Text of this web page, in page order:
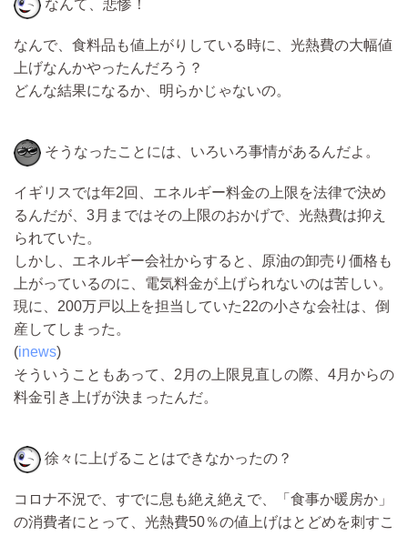
なんて、悲惨！
なんで、食料品も値上がりしている時に、光熱費の大幅値
上げなんかやったんだろう？
どんな結果になるか、明らかじゃないの。
そうなったことには、いろいろ事情があるんだよ。
イギリスでは年2回、エネルギー料金の上限を法律で決め
るんだが、3月まではその上限のおかげで、光熱費は抑え
られていた。
しかし、エネルギー会社からすると、原油の卸売り価格も
上がっているのに、電気料金が上げられないのは苦しい。
現に、200万戸以上を担当していた22の小さな会社は、倒
産してしまった。
(inews)
そういうこともあって、2月の上限見直しの際、4月からの
料金引き上げが決まったんだ。
徐々に上げることはできなかったの？
コロナ不況で、すでに息も絶え絶えで、「食事か暖房か」
の消費者にとって、光熱費50％の値上げはとどめを刺すこ